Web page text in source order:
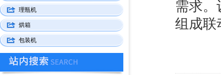
需求
组成联
理瓶机
烘箱
包装机